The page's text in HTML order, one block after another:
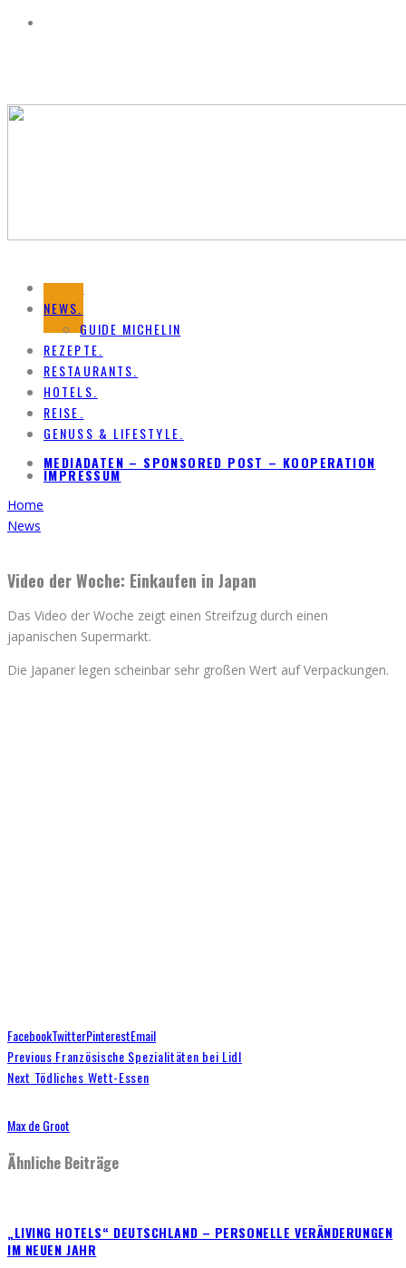
HOME.
NEWS.
GUIDE MICHELIN
REZEPTE.
RESTAURANTS.
HOTELS.
REISE.
GENUSS & LIFESTYLE.
MEDIADATEN – SPONSORED POST – KOOPERATION
IMPRESSUM
Home
News
Video der Woche: Einkaufen in Japan
Das Video der Woche zeigt einen Streifzug durch einen
japanischen Supermarkt.
Die Japaner legen scheinbar sehr großen Wert auf Verpackungen.
FacebookTwitterPinterestEmail
Previous Französische Spezialitäten bei Lidl
Next Tödliches Wett-Essen
Max de Groot
Ähnliche Beiträge
„LIVING HOTELS“ DEUTSCHLAND – PERSONELLE VERÄNDERUNGEN
IM NEUEN JAHR